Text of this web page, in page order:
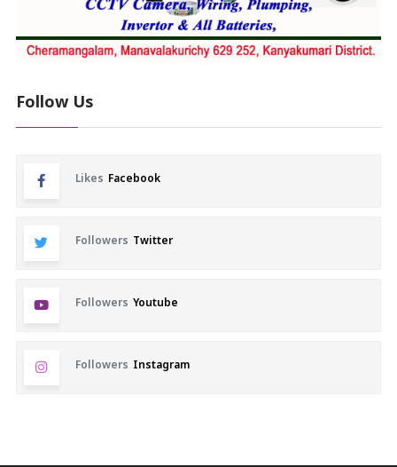
Follow Us
Likes Facebook
Followers Twitter
Followers Youtube
Followers Instagram